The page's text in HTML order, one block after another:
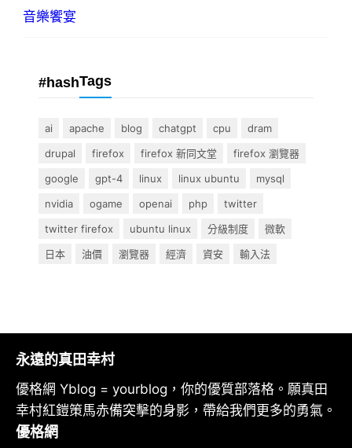
音樂饗宴
#hashTags
ai apache blog chatgpt cpu
dram
drupal
firefox firefox 新同文堂
firefox 瀏覽器
google
gpt-4 linux linux ubuntu
mysql
nvidia
ogame openai php
twitter
twitter firefox
ubuntu linux 分級制度
微軟
日本
油價 瀏覽器 經濟 資安 輸入法
永遠的真田幸村
優格網 Yblog = yourblog，你的優質部落格。願真田
幸村紅鎧策馬赤備突擊的身影，帶給我們更多的勇氣。
優格網